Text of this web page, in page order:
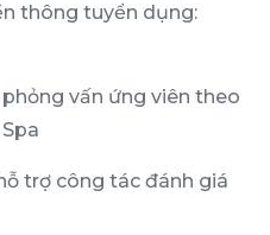
thông tuyển dụng:
vấn ứng viên theo
trợ công tác đánh giá